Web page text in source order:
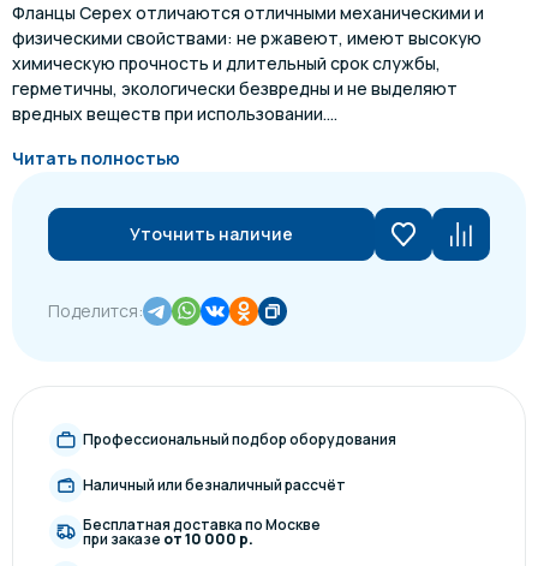
Фланцы Cepex отличаются отличными механическими и
физическими свойствами: не ржавеют, имеют высокую
химическую прочность и длительный срок службы,
герметичны, экологически безвредны и не выделяют
вредных веществ при использовании....
Читать полностью
Уточнить наличие
Поделится:
Профессиональный подбор оборудования
Наличный или безналичный рассчёт
Бесплатная доставка по Москве
при заказе от 10 000 р.